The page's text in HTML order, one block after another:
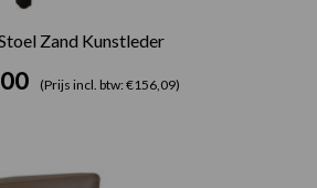
Zand Kunstleder
(Prijs incl. btw: €156,09)